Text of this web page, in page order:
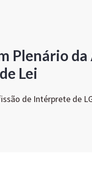
Plenário
Lei
de Intérprete de